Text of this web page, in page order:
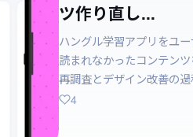
ツ作り直し...
ハングル学習アプリをユー
読まれなかったコンテン
再調査とデザイン改善の過
4